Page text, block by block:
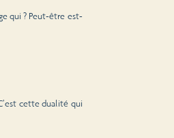
qui ? Peut-être est-
cette dualité qui